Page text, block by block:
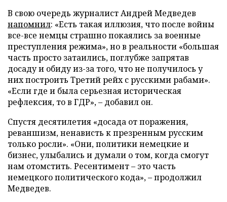
В свою очередь журналист Андрей Медведев
напомнил: «Есть такая иллюзия, что после войны
все-все немцы страшно покаялись за военные
преступления режима», но в реальности «большая
часть просто затаились, поглубже запрятав
досаду и обиду из-за того, что не получилось у
них построить Третий рейх с русскими рабами».
«Если где и была серьезная историческая
рефлексия, то в ГДР», – добавил он.
Спустя десятилетия «досада от поражения,
реваншизм, ненависть к презренным русским
только росли». «Они, политики немецкие и
бизнес, улыбались и думали о том, когда смогут
нам отомстить. Ресентимент – это часть
немецкого политического кода», – продолжил
Медведев.